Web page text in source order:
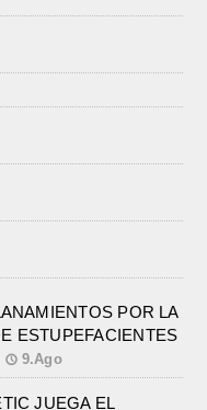
POR LA
ESTUPEFACIENTES
9.Ago
JUEGA EL